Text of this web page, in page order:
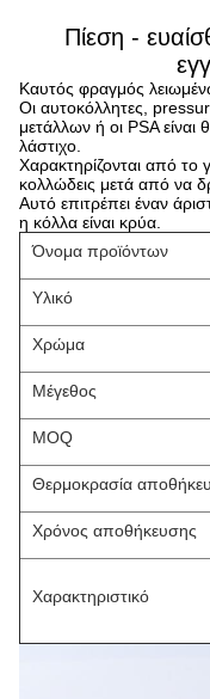
Πίεση -
Καυτός φραγμός
Οι αυτοκόλλητες,
μετάλλων ή οι PSA είναι
λάστιχο.
Χαρακτηρίζονται από το
κολλώδεις μετά από να
Αυτό επιτρέπει έναν
η κόλλα είναι κρύα.
Όνομα προϊόντων
Υλικό
Χρώμα
Μέγεθος
MOQ
Θερμοκρασία
Χρόνος αποθήκευσης
Χαρακτηριστικό